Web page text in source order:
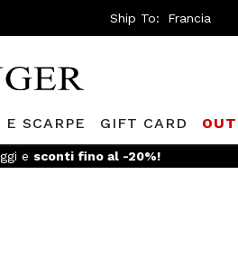
Ship To:
E SCARPE GIFT CARD
e sconti fino al -20%!